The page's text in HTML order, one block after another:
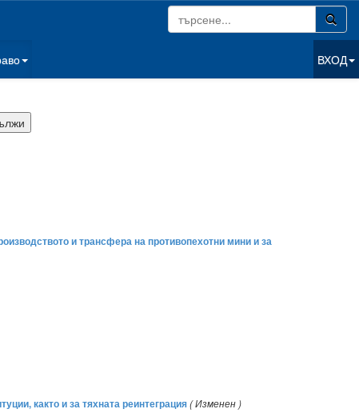
ВХОД
и трансфера на противопехотни мини и за
както и за тяхната реинтеграция( Изменен )